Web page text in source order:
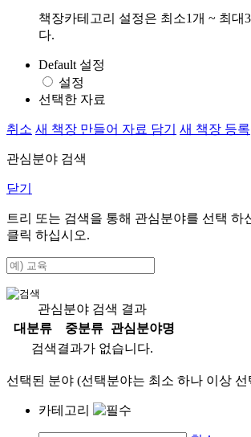
책장카테고리 설정은 최소1개 ~ 최대
다.
Default 설정
설정
선택한 자료
취소 새 책장 만들어 자료 담기 새 책장 등록
관심분야 검색
닫기
트리 또는 검색을 통해 관심분야를 선택 하
클릭 하십시오.
관심분야 검색 결과
대분류
중분류
관심분야명
검색결과가 없습니다.
선택된 분야 (선택분야는 최소 하나 이상
카테고리